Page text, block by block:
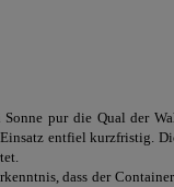
pur die Qual der
entfiel kurzfristig.
dass der